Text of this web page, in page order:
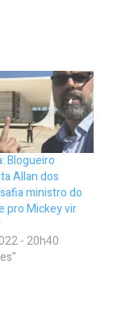
Blogueiro
Allan dos
ministro do
pro Mickey vir
- 20h40